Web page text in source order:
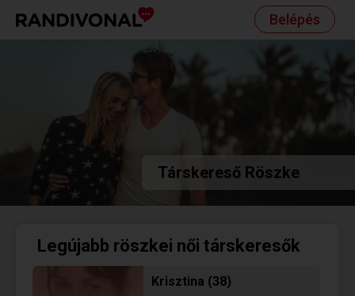
Belépés
Társkereső Röszke
Legújabb röszkei női társkeresők
Krisztina (38)